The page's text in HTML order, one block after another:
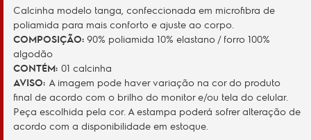
Calcinha modelo tanga, confeccionada em microfibra de
poliamida para mais conforto e ajuste ao corpo.
COMPOSIÇÃO: 90% poliamida 10% elastano / forro 100%
algodão
CONTÉM: 01 calcinha
AVISO: A imagem pode haver variação na cor do produto
final de acordo com o brilho do monitor e/ou tela do celular.
Peça escolhida pela cor. A estampa poderá sofrer alteração de
acordo com a disponibilidade em estoque.